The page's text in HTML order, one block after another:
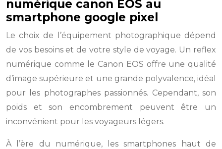
numérique canon EOS au
smartphone google pixel
Le choix de l’équipement photographique dépend
de vos besoins et de votre style de voyage. Un reflex
numérique comme le Canon EOS offre une qualité
d’image supérieure et une grande polyvalence, idéal
pour les photographes passionnés. Cependant, son
poids et son encombrement peuvent être un
inconvénient pour les voyageurs légers.
À l’ère du numérique, les smartphones haut de